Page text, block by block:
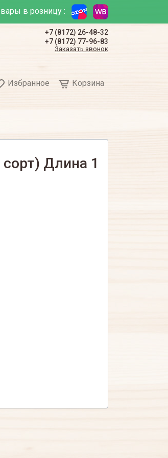
в розницу :
+7 (8172) 26-48-32
+7 (8172) 77-96-83
Заказать звонок
Избранное Корзина
Длина 1